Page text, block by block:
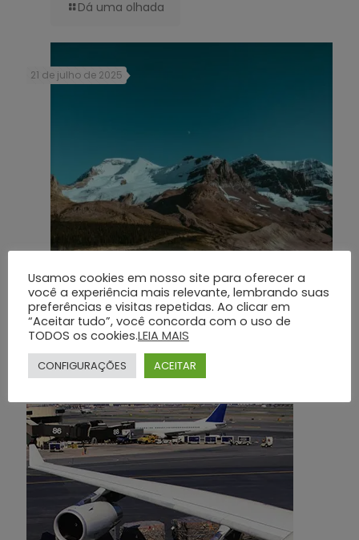
Dá uma olhada
21 de julho de 2025
Personalização e Legado: A Importância dos Rituais Religiosos e
Homenagens no Grupo Silva e Santos
Dá uma olhada
Usamos cookies em nosso site para oferecer a
você a experiência mais relevante, lembrando suas
preferências e visitas repetidas. Ao clicar em
“Aceitar tudo”, você concorda com o uso de
TODOS os cookies.LEIA MAIS
CONFIGURAÇÕES ACEITAR